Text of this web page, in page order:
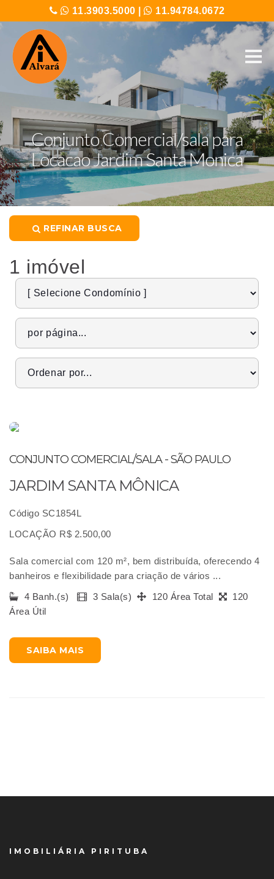
11.3903.5000 11.94784.0672
Conjunto Comercial/sala para
Locacao Jardim Santa Monica
REFINAR BUSCA
1 imóvel
CONJUNTO COMERCIAL/SALA - SÃO PAULO
JARDIM SANTA MÔNICA
Código SC1854L
LOCAÇÃO R$ 2.500,00
Sala comercial com 120 m², bem distribuída, oferecendo 4
banheiros e flexibilidade para criação de vários ...
4 Banh.(s)
3 Sala(s) 120 Área Total
120
Área Útil
SAIBA MAIS
IMOBILIÁRIA PIRITUBA